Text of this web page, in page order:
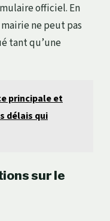
officiel. En
ne peut pas
tant qu’une
principale et
délais qui
sur le